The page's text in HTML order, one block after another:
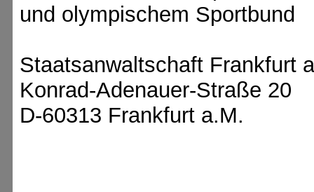
und olympischem Sportbund
Staatsanwaltschaft Frankfurt
Konrad-Adenauer-Straße 20
D-60313 Frankfurt a.M.